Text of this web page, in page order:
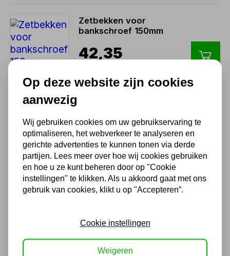
Zetbekken voor
bankschroef 150mm
42,35
127,05
105,00 excl. BTW
Heuer Brockhaus
Bankschroef 140 mm met
361,79
299,00 excl. BTW
Op deze website zijn cookies
aanwezig
Wij gebruiken cookies om uw gebruikservaring te
optimaliseren, het webverkeer te analyseren en
gerichte advertenties te kunnen tonen via derde
partijen. Lees meer over hoe wij cookies gebruiken
en hoe u ze kunt beheren door op "Cookie
instellingen" te klikken. Als u akkoord gaat met ons
gebruik van cookies, klikt u op "Accepteren”.
Cookie instellingen
Weigeren